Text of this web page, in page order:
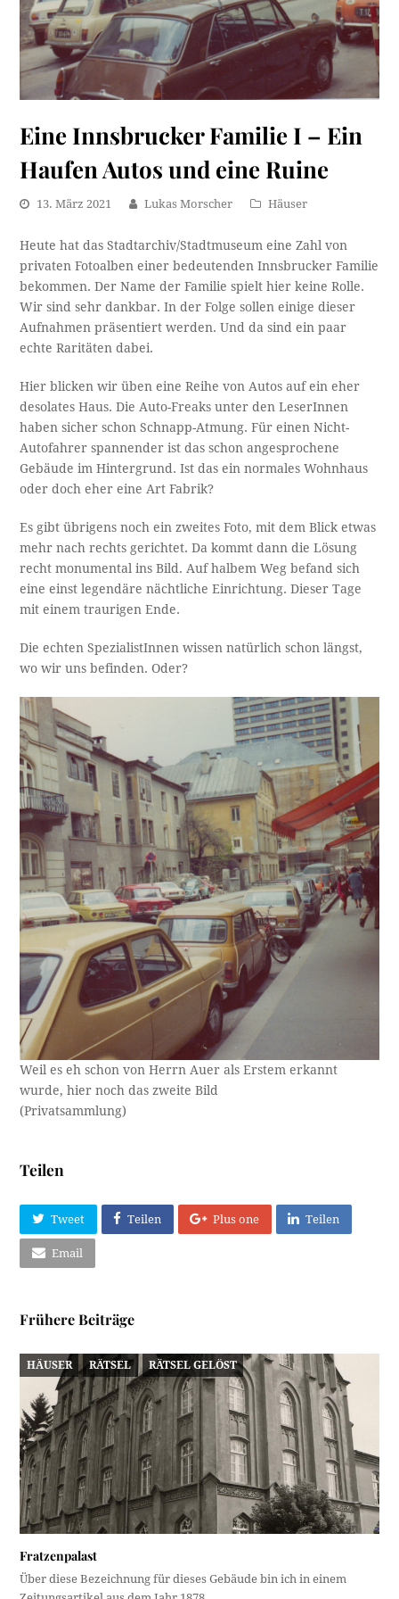
Eine Innsbrucker Familie I – Ein
Haufen Autos und eine Ruine
13. März 2021 Lukas Morscher Häuser
Heute hat das Stadtarchiv/Stadtmuseum eine Zahl von
privaten Fotoalben einer bedeutenden Innsbrucker Familie
bekommen. Der Name der Familie spielt hier keine Rolle.
Wir sind sehr dankbar. In der Folge sollen einige dieser
Aufnahmen präsentiert werden. Und da sind ein paar
echte Raritäten dabei.
Hier blicken wir üben eine Reihe von Autos auf ein eher
desolates Haus. Die Auto-Freaks unter den LeserInnen
haben sicher schon Schnapp-Atmung. Für einen Nicht-
Autofahrer spannender ist das schon angesprochene
Gebäude im Hintergrund. Ist das ein normales Wohnhaus
oder doch eher eine Art Fabrik?
Es gibt übrigens noch ein zweites Foto, mit dem Blick etwas
mehr nach rechts gerichtet. Da kommt dann die Lösung
recht monumental ins Bild. Auf halbem Weg befand sich
eine einst legendäre nächtliche Einrichtung. Dieser Tage
mit einem traurigen Ende.
Die echten SpezialistInnen wissen natürlich schon längst,
wo wir uns befinden. Oder?
Weil es eh schon von Herrn Auer als Erstem erkannt
wurde, hier noch das zweite Bild
(Privatsammlung)
Teilen
Tweet Teilen Plus one Teilen
Email
Frühere Beiträge
HÄUSER RÄTSEL RÄTSEL GELÖST
Fratzenpalast
Über diese Bezeichnung für dieses Gebäude bin ich in einem